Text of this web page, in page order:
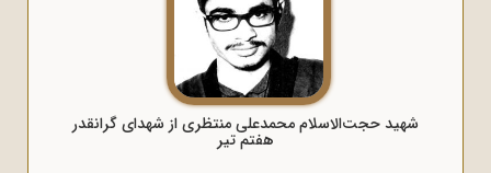
شهید حجت‌الاسلام محمدعلی منتظری از شهدای گرانقدر
هفتم تیر